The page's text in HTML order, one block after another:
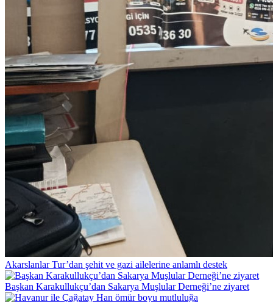
Akarslanlar Tur’dan şehit ve gazi ailelerine anlamlı destek
Başkan Karakullukçu’dan Sakarya Muşlular Derneği’ne ziyaret